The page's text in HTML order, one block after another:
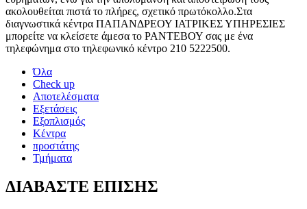
ακολουθείται πιστά το πλήρες, σχετικό πρωτόκολλο.Στα
διαγνωστικά κέντρα ΠΑΠΑΝΔΡΕΟΥ ΙΑΤΡΙΚΕΣ ΥΠΗΡΕΣΙΕΣ
μπορείτε να κλείσετε άμεσα το ΡΑΝΤΕΒΟΥ σας με ένα
τηλεφώνημα στο τηλεφωνικό κέντρο 210 5222500.
Όλα
Check up
Αποτελέσματα
Εξετάσεις
Εξοπλισμός
Κέντρα
προστάτης
Τμήματα
ΔΙΑΒΑΣΤΕ ΕΠΙΣΗΣ